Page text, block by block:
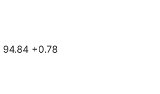
94.84 +0.78